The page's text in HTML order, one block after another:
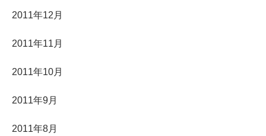
2011年12月
2011年11月
2011年10月
2011年9月
2011年8月